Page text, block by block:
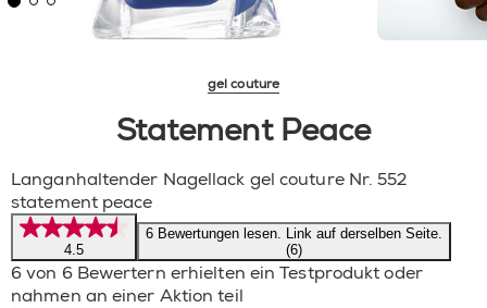
gel couture
Statement Peace
Langanhaltender Nagellack gel couture Nr. 552
statement peace
4.5
6 Bewertungen lesen. Link auf derselben Seite.
(6)
6 von 6 Bewertern erhielten ein Testprodukt oder
nahmen an einer Aktion teil